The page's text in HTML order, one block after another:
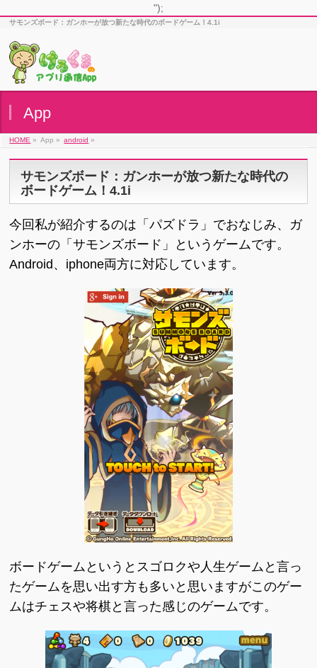
");
サモンズボード：ガンホーが放つ新たな時代のボードゲーム！4.1i
App
HOME » App » android »
サモンズボード：ガンホーが放つ新たな時代の
ボードゲーム！4.1i
今回私が紹介するのは「パズドラ」でおなじみ、ガ
ンホーの「サモンズボード」というゲームです。
Android、iphone両方に対応しています。
ボードゲームというとスゴロクや人生ゲームと言っ
たゲームを思い出す方も多いと思いますがこのゲー
ムはチェスや将棋と言った感じのゲームです。